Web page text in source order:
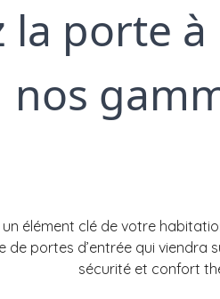
la porte
nos
élément clé de votre
de portes d’entrée qui
sécurité et confort